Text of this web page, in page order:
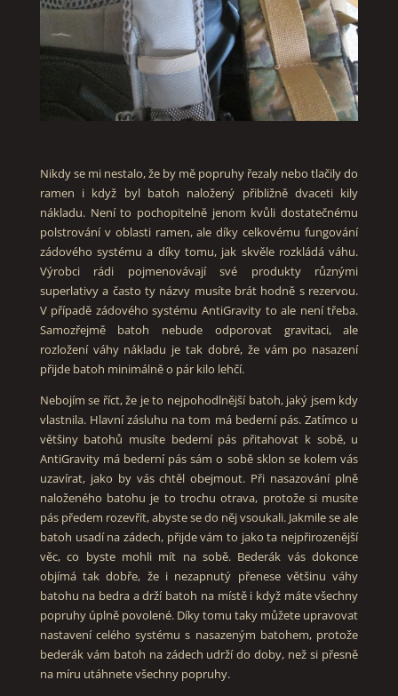
Nikdy se mi nestalo, že by mě popruhy řezaly nebo tlačily do
ramen i když byl batoh naložený přibližně dvaceti kily
nákladu. Není to pochopitelně jenom kvůli dostatečnému
polstrování v oblasti ramen, ale díky celkovému fungování
zádového systému a díky tomu, jak skvěle rozkládá váhu.
Výrobci rádi pojmenovávají své produkty různými
superlativy a často ty názvy musíte brát hodně s rezervou.
V případě zádového systému AntiGravity to ale není třeba.
Samozřejmě batoh nebude odporovat gravitaci, ale
rozložení váhy nákladu je tak dobré, že vám po nasazení
přijde batoh minimálně o pár kilo lehčí.
Nebojím se říct, že je to nejpohodlnější batoh, jaký jsem kdy
vlastnila. Hlavní zásluhu na tom má bederní pás. Zatímco u
většiny batohů musíte bederní pás přitahovat k sobě, u
AntiGravity má bederní pás sám o sobě sklon se kolem vás
uzavírat, jako by vás chtěl obejmout. Při nasazování plně
naloženého batohu je to trochu otrava, protože si musíte
pás předem rozevřít, abyste se do něj vsoukali. Jakmile se ale
batoh usadí na zádech, přijde vám to jako ta nejpřirozenější
věc, co byste mohli mít na sobě. Bederák vás dokonce
objímá tak dobře, že i nezapnutý přenese většinu váhy
batohu na bedra a drží batoh na místě i když máte všechny
popruhy úplně povolené. Díky tomu taky můžete upravovat
nastavení celého systému s nasazeným batohem, protože
bederák vám batoh na zádech udrží do doby, než si přesně
na míru utáhnete všechny popruhy.